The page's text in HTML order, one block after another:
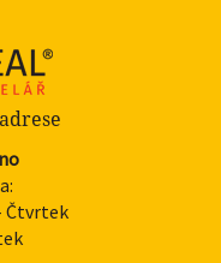
Čtvrtek